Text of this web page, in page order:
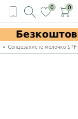
0 0
Сонцезахисне молочко